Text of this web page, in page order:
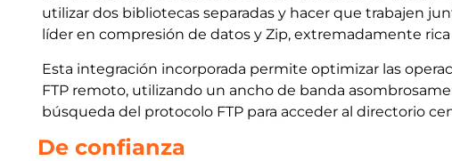
utilizar dos bibliotecas separadas y hacer que trabajen
líder en compresión de datos y Zip, extremadamente
Esta integración incorporada permite optimizar las
FTP remoto, utilizando un ancho de banda
búsqueda del protocolo FTP para acceder al directorio
De confianza